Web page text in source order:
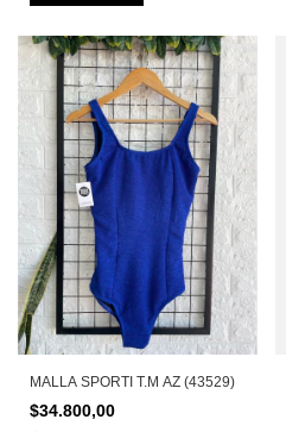
MALLA SPORTI T.M AZ (43529)
$34.800,00